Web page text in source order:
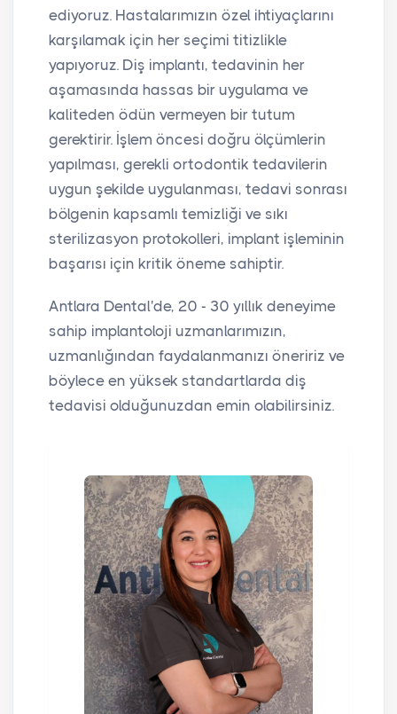
ediyoruz. Hastalarımızın özel ihtiyaçlarını
karşılamak için her seçimi titizlikle
yapıyoruz. Diş implantı, tedavinin her
aşamasında hassas bir uygulama ve
kaliteden ödün vermeyen bir tutum
gerektirir. İşlem öncesi doğru ölçümlerin
yapılması, gerekli ortodontik tedavilerin
uygun şekilde uygulanması, tedavi sonrası
bölgenin kapsamlı temizliği ve sıkı
sterilizasyon protokolleri, implant işleminin
başarısı için kritik öneme sahiptir.
Antlara Dental'de, 20 - 30 yıllık deneyime
sahip implantoloji uzmanlarımızın,
uzmanlığından faydalanmanızı öneririz ve
böylece en yüksek standartlarda diş
tedavisi olduğunuzdan emin olabilirsiniz.